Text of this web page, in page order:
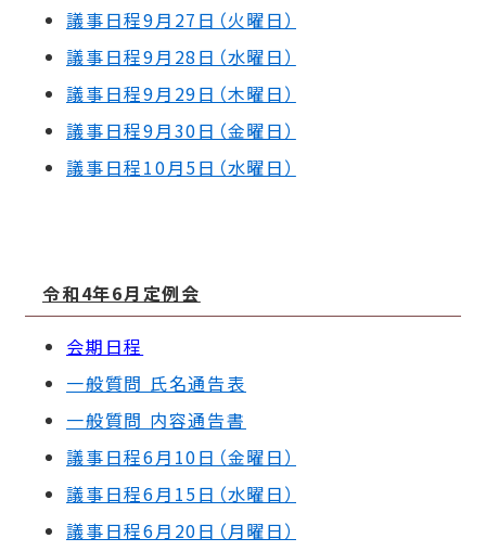
議事日程9月27日（火曜日）
議事日程9月28日（水曜日）
議事日程9月29日（木曜日）
議事日程9月30日（金曜日）
議事日程10月5日（水曜日）
令和4年6月定例会
会期日程
一般質問 氏名通告表
一般質問 内容通告書
議事日程6月10日（金曜日）
議事日程6月15日（水曜日）
議事日程6月20日（月曜日）